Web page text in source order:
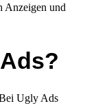
Anzeigen und
Ugly Ads